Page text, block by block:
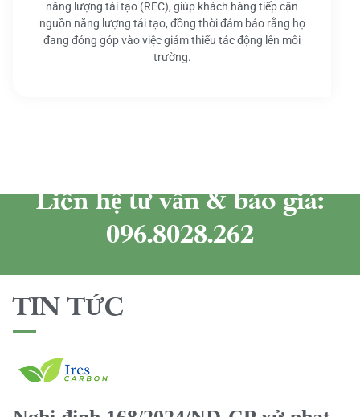
năng lượng tái tạo (REC), giúp khách hàng tiếp cận
nguồn năng lượng tái tạo, đồng thời đảm bảo rằng họ
đang đóng góp vào việc giảm thiểu tác động lên môi
trường.
Liên hệ tư vấn & báo giá:
096.8028.262
TIN TỨC